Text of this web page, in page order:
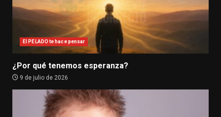
El PELADO te hace pensar
¿Por qué tenemos esperanza?
9 de julio de 2026